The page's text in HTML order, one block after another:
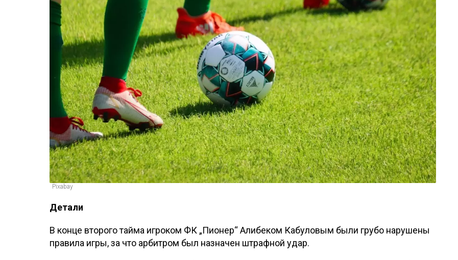
Pixabay
Детали
В конце второго тайма игроком ФК „Пионер“ Алибеком Кабуловым были грубо нарушены
правила игры, за что арбитром был назначен штрафной удар.